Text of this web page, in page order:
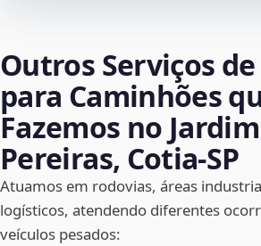
Outros Serviços
para Caminhões
Fazemos no
Pereiras, Cotia‑SP
Atuamos em rodovias, áreas
logísticos, atendendo diferentes
veículos pesados: